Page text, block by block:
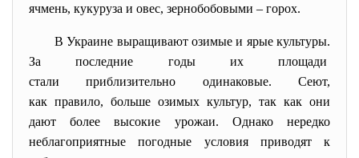
ячмень, кукуруза и овес, зернобобовыми – горох.
В Украине выращивают озимые и ярые культуры.
За последние годы их площади
стали приблизительно одинаковые. Сеют,
как правило, больше озимых культур, так как они
дают более высокие урожаи. Однако нередко
неблагоприятные погодные условия приводят к